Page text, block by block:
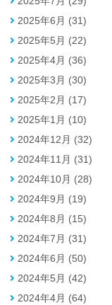
2025年6月 (31)
2025年5月 (22)
2025年4月 (36)
2025年3月 (30)
2025年2月 (17)
2025年1月 (10)
2024年12月 (32)
2024年11月 (31)
2024年10月 (28)
2024年9月 (19)
2024年8月 (15)
2024年7月 (31)
2024年6月 (50)
2024年5月 (42)
2024年4月 (64)